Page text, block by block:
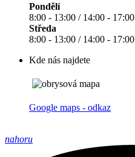
Pondělí
8:00 - 13:00 / 14:00 - 17:00
Středa
8:00 - 13:00 / 14:00 - 17:00
Kde nás najdete
Google maps - odkaz
nahoru